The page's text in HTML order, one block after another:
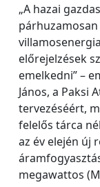
„A hazai
előrejelzések
emelkedni” –
János, a Paksi
tervezéséért,
felelős tárca
az év elején új
megawattos